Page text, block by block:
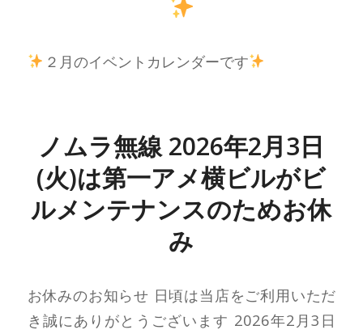
２月のイベントカレンダーです
ノムラ無線 2026年2月3日
(火)は第一アメ横ビルがビ
ルメンテナンスのためお休
み
お休みのお知らせ 日頃は当店をご利用いただ
き誠にありがとうございます 2026年2月3日